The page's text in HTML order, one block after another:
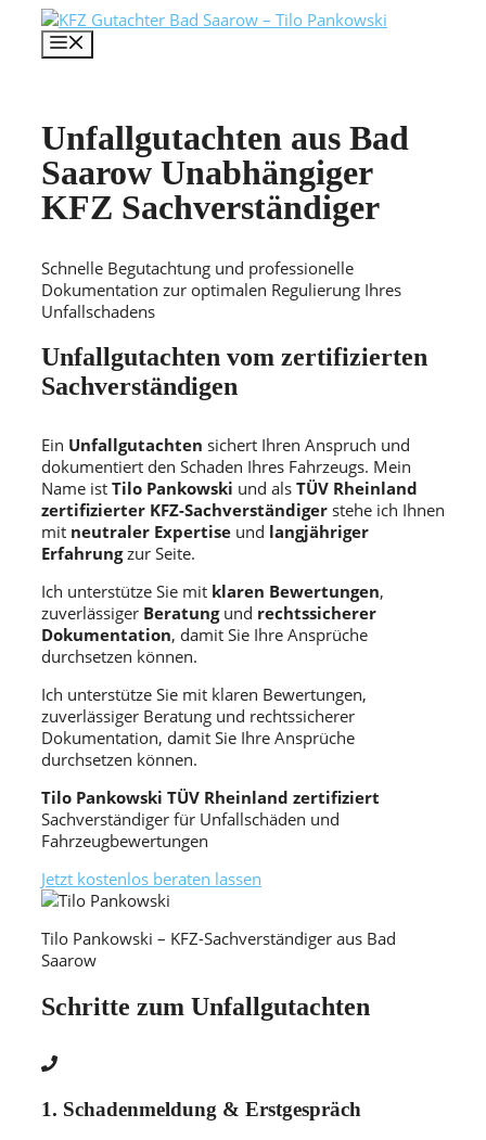
springen
Unfallgutachten aus Bad
Saarow Unabhängiger
KFZ Sachverständiger
Schnelle Begutachtung und professionelle
Dokumentation zur optimalen Regulierung Ihres
Unfallschadens
Unfallgutachten vom zertifizierten
Sachverständigen
Ein Unfallgutachten sichert Ihren Anspruch und
dokumentiert den Schaden Ihres Fahrzeugs. Mein
Name ist Tilo Pankowski und als TÜV Rheinland
zertifizierter KFZ-Sachverständiger stehe ich Ihnen
mit neutraler Expertise und langjähriger
Erfahrungzur Seite.
Ich unterstütze Sie mit klaren Bewertungen,
zuverlässiger Beratungund rechtssicherer
Dokumentation, damit Sie Ihre Ansprüche
durchsetzen können.
Ich unterstütze Sie mit klaren Bewertungen,
zuverlässiger Beratung und rechtssicherer
Dokumentation, damit Sie Ihre Ansprüche
durchsetzen können.
Tilo Pankowski TÜV Rheinland zertifiziert
Sachverständiger für Unfallschäden und
Fahrzeugbewertungen
Jetzt kostenlos beraten lassen
Tilo Pankowski – KFZ-Sachverständiger aus Bad
Saarow
Schritte zum Unfallgutachten
1. Schadenmeldung & Erstgespräch